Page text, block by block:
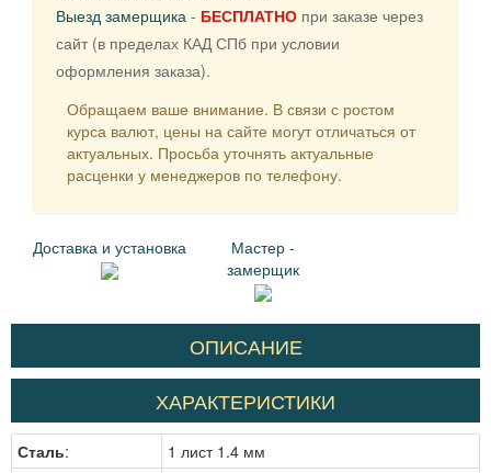
Выезд замерщика - БЕСПЛАТНО при заказе через
сайт (в пределах КАД СПб при условии
оформления заказа).
Обращаем ваше внимание. В связи с ростом
курса валют, цены на сайте могут отличаться от
актуальных. Просьба уточнять актуальные
расценки у менеджеров по телефону.
Доставка и установка
Мастер -
замерщик
ОПИСАНИЕ
ХАРАКТЕРИСТИКИ
Сталь: 1 лист 1.4 мм